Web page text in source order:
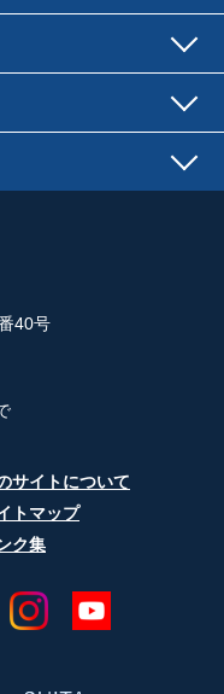
40号
サイトについて
トマップ
ク集